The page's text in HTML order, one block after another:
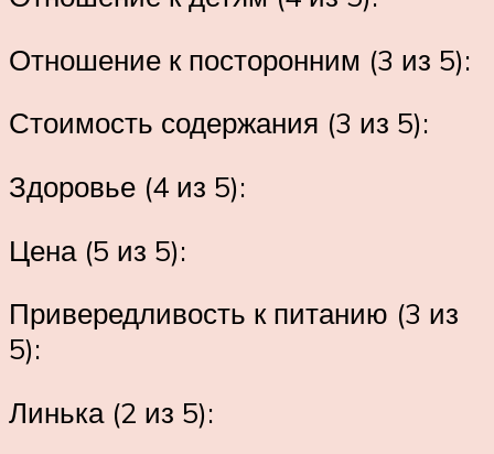
Отношение к посторонним (3 из 5):
Стоимость содержания (3 из 5):
Здоровье (4 из 5):
Цена (5 из 5):
Привередливость к питанию (3 из
5):
Линька (2 из 5):